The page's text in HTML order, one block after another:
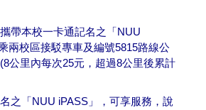
帶本校一卡通記名之「NUU
兩校區接駁專車及編號5815路線公
公里內每次25元，超過8公里後累計
之「NUU iPASS」，可享服務，說